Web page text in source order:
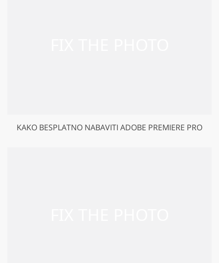
KAKO BESPLATNO NABAVITI ADOBE PREMIERE PRO